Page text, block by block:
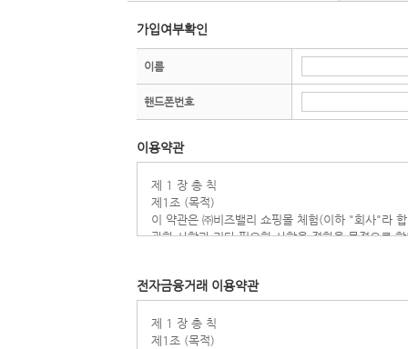
가입여부확인
이름
핸드폰번호
이용약관
제 1 장 총 칙
제1조 (목적)
이 약관은 ㈜비즈밸리 쇼핑몰 체험(이하 "회사"라
관한 사항과 기타 필요한 사항을 정함을 목적으로
1. "이용자"라 함은 홈페이지에 접속하여 이 약관에
니다.
2. "회원"이라 함은 홈페이지에 개인정보를 제공하
홈페이지가 제공하는 서비스를 계속적으로 이용할
전자금융거래 이용약관
제 1 장 총 칙
제1조 (목적)